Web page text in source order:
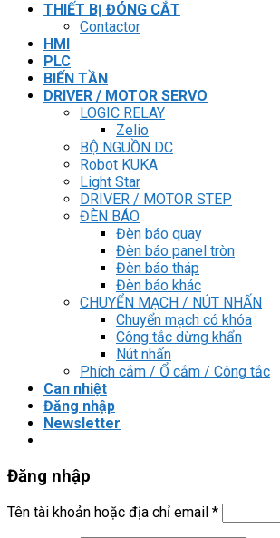
THIẾT BỊ ĐÓNG CẮT
Contactor
HMI
PLC
BIẾN TẦN
DRIVER / MOTOR SERVO
LOGIC RELAY
Zelio
BỘ NGUỒN DC
Robot KUKA
Light Star
DRIVER / MOTOR STEP
ĐÈN BÁO
Đèn báo quay
Đèn báo panel tròn
Đèn báo tháp
Đèn báo khác
CHUYỂN MẠCH / NÚT NHẤN
Chuyển mạch có khóa
Công tắc dừng khẩn
Nút nhấn
Phích cắm / Ổ cắm / Công tắc
Can nhiệt
Đăng nhập
Newsletter
Đăng nhập
Tên tài khoản hoặc địa chỉ email *